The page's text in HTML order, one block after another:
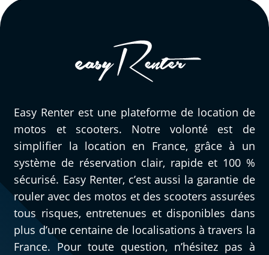
Easy Renter est une plateforme de location de
motos et scooters. Notre volonté est de
simplifier la location en France, grâce à un
système de réservation clair, rapide et 100 %
sécurisé. Easy Renter, c’est aussi la garantie de
rouler avec des motos et des scooters assurées
tous risques, entretenues et disponibles dans
plus d’une centaine de localisations à travers la
France. Pour toute question, n’hésitez pas à